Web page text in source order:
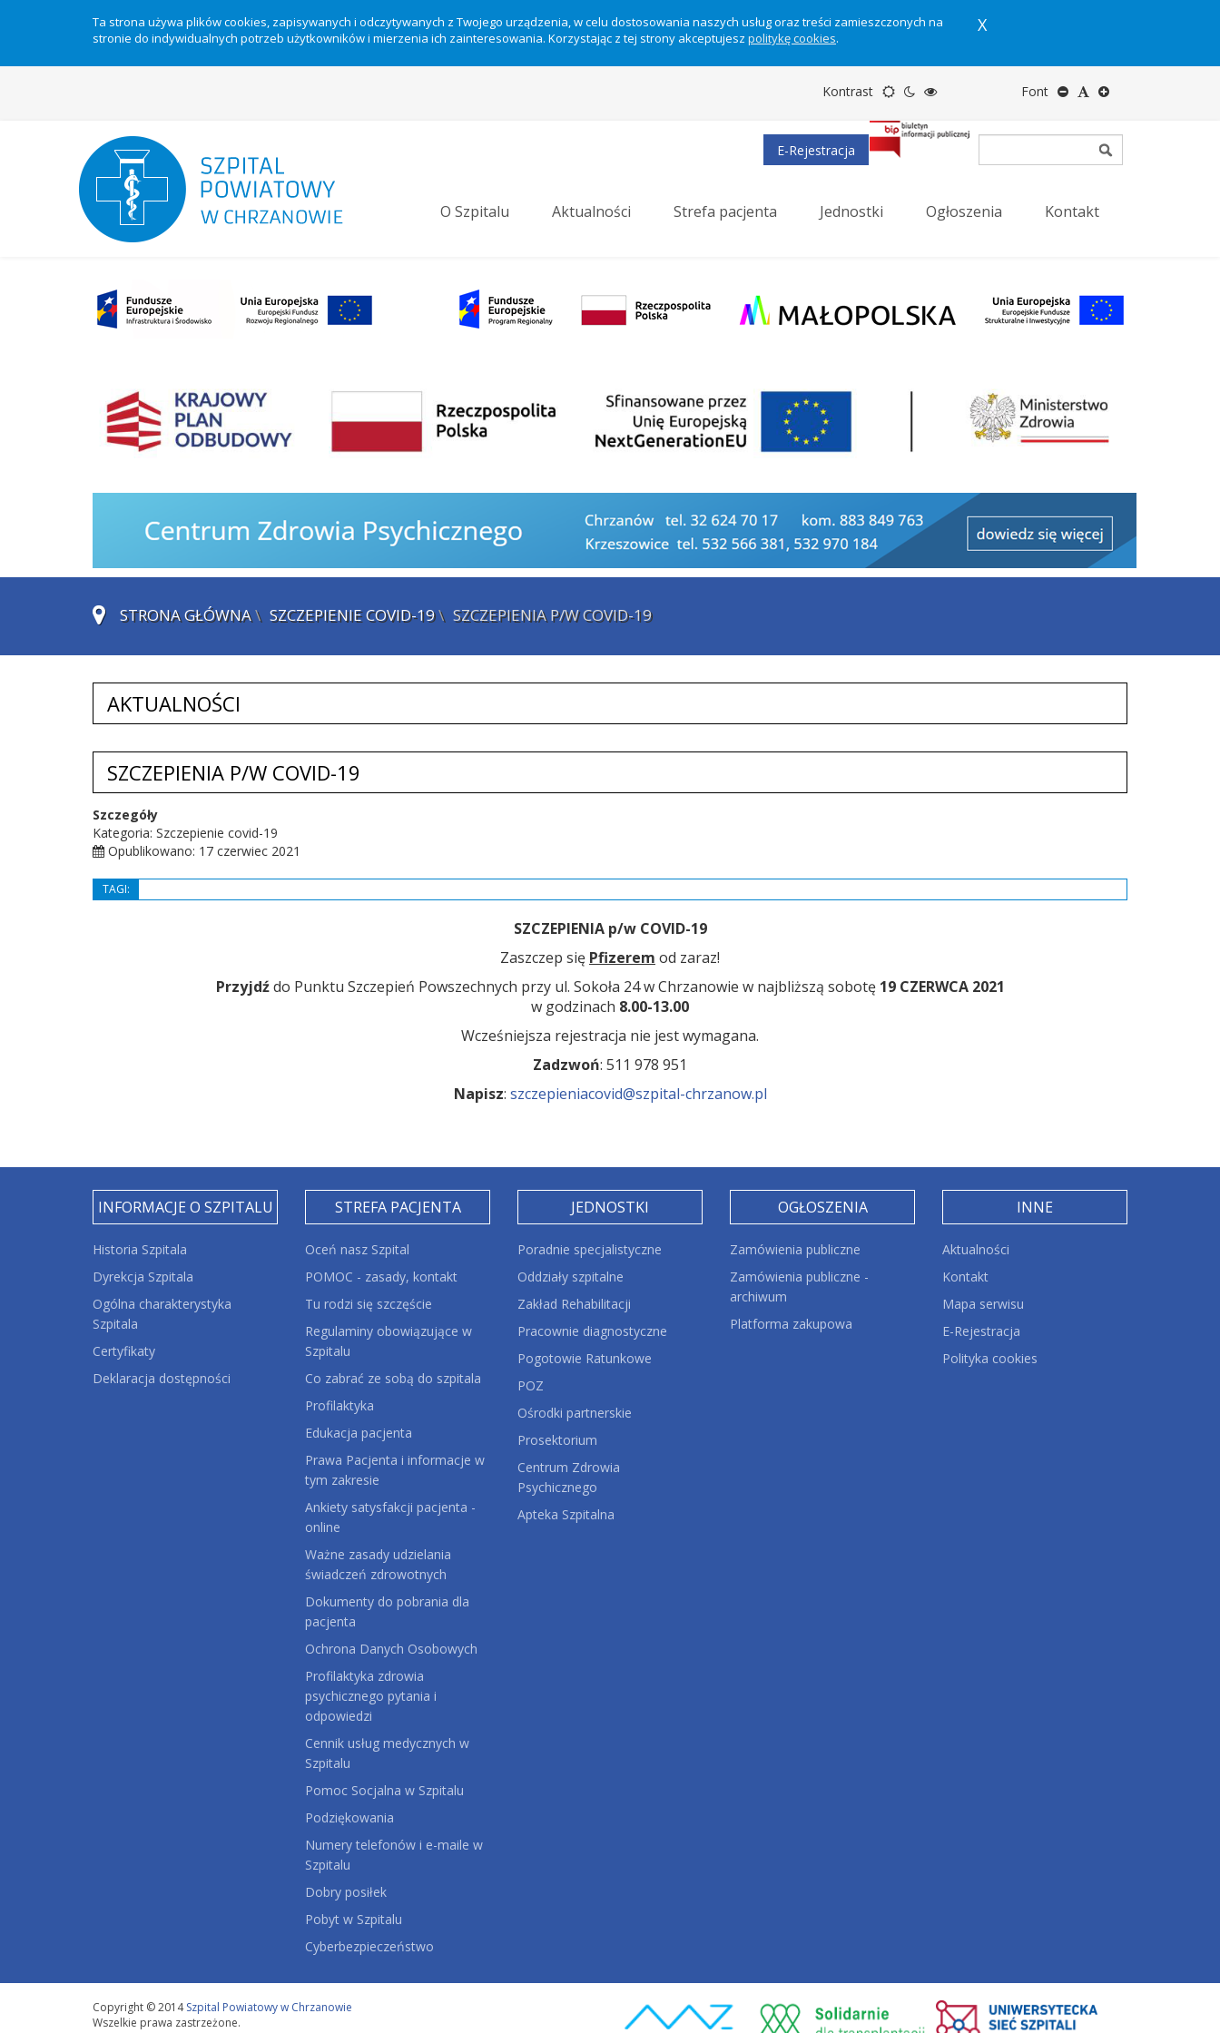
Ta strona używa plików cookies, zapisywanych i odczytywanych z Twojego urządzenia, w celu dostosowania naszych usług oraz treści zamieszczonych na
stronie do indywidualnych potrzeb użytkowników i mierzenia ich zainteresowania. Korzystając z tej strony akceptujesz politykę cookies.
X
Kontrast Motyw
domyślny
Tryb
nocny
Tryb
wysokiego
kontrastu
Font Zmniejsz
rozmiar
tekstu
Domyślny
rozmiar
tekstu
Zwiększ
rozmiar
tekstu
E-Rejestracja
O Szpitalu Aktualności Strefa pacjenta Jednostki Ogłoszenia Kontakt
STRONA GŁÓWNA\ SZCZEPIENIE COVID-19\ SZCZEPIENIA P/W COVID-19
AKTUALNOŚCI
SZCZEPIENIA P/W COVID-19
Szczegóły
Kategoria: Szczepienie covid-19
Opublikowano: 17 czerwiec 2021
TAGI:
SZCZEPIENIA p/w COVID-19
Zaszczep się Pfizerem od zaraz!
Przyjdźdo Punktu Szczepień Powszechnych przy ul. Sokoła 24 w Chrzanowie w najbliższą sobotę 19 CZERWCA 2021
w godzinach 8.00-13.00
Wcześniejsza rejestracja nie jest wymagana.
Zadzwoń: 511 978 951
Napisz:
INFORMACJE O SZPITALU
Historia Szpitala
Dyrekcja Szpitala
Ogólna charakterystyka
Szpitala
Certyfikaty
Deklaracja dostępności
STREFA PACJENTA
Oceń nasz Szpital
POMOC - zasady, kontakt
Tu rodzi się szczęście
Regulaminy obowiązujące w
Szpitalu
Co zabrać ze sobą do szpitala
Profilaktyka
Edukacja pacjenta
Prawa Pacjenta i informacje w
tym zakresie
Ankiety satysfakcji pacjenta -
online
Ważne zasady udzielania
świadczeń zdrowotnych
Dokumenty do pobrania dla
pacjenta
Ochrona Danych Osobowych
Profilaktyka zdrowia
psychicznego pytania i
odpowiedzi
Cennik usług medycznych w
Szpitalu
Pomoc Socjalna w Szpitalu
Podziękowania
Numery telefonów i e-maile w
Szpitalu
Dobry posiłek
Pobyt w Szpitalu
Cyberbezpieczeństwo
JEDNOSTKI
Poradnie specjalistyczne
Oddziały szpitalne
Zakład Rehabilitacji
Pracownie diagnostyczne
Pogotowie Ratunkowe
POZ
Ośrodki partnerskie
Prosektorium
Centrum Zdrowia
Psychicznego
Apteka Szpitalna
OGŁOSZENIA
Zamówienia publiczne
Zamówienia publiczne -
archiwum
Platforma zakupowa
INNE
Aktualności
Kontakt
Mapa serwisu
E-Rejestracja
Polityka cookies
Copyright © 2014Szpital Powiatowy w Chrzanowie
Wszelkie prawa zastrzeżone.